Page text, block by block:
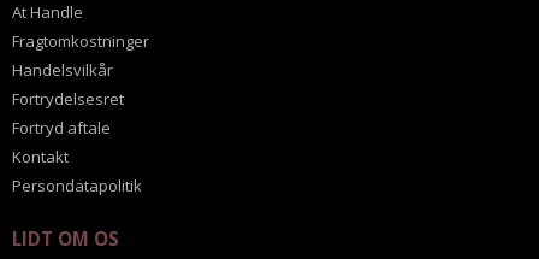
At Handle
Fragtomkostninger
Handelsvilkår
Fortrydelsesret
Fortryd aftale
Kontakt
Persondatapolitik
LIDT OM OS